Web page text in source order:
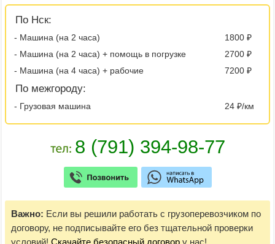
По Нск:
- Машина (на 2 часа)
1800 ₽
- Машина (на 2 часа) + помощь в погрузке
2700 ₽
- Машина (на 4 часа) + рабочие
7200 ₽
По межгороду:
- Грузовая машина 24 ₽/км
Важно: Если вы решили работать с грузоперевозчиком по
договору, не подписывайте его без тщательной проверки